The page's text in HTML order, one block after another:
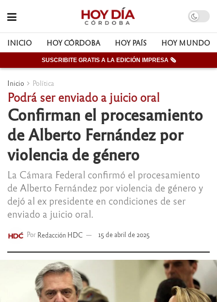
INICIO HOY CÓRDOBA HOY PAÍS HOY MUNDO
SUSCRIBITE GRATIS A LA EDICIÓN IMPRESA 🗞
Inicio Política
Podrá ser enviado a juicio oral
Confirman el procesamiento
de Alberto Fernández por
violencia de género
La Cámara Federal confirmó el procesamiento
de Alberto Fernández por violencia de género y
dejó al ex presidente en condiciones de ser
enviado a juicio oral.
Por Redacción HDC 15 de abril de 2025